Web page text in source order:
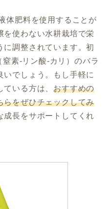
体肥料を使用することが
を使わない水耕栽培で栄
に調整されています。初
素-リン酸-カリ）のバラ
いでしょう。もし手軽に
ている方は、おすすめの
らをぜひチェックしてみ
成長をサポートしてくれ